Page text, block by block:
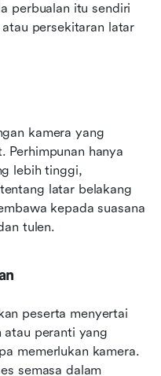
perbualan itu sendiri
persekitaran latar
kamera yang
Perhimpunan hanya
lebih tinggi,
latar belakang
kepada suasana
tulen.
peserta menyertai
atau peranti yang
memerlukan kamera.
semasa dalam